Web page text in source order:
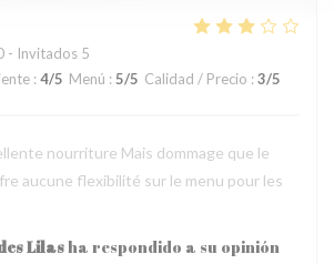
- Invitados 5
: 4/5 Menú : 5/5 Calidad / Precio : 3/5
nourriture Mais dommage que le
aucune flexibilité sur le menu pour les
Lilasha respondido a su opinión